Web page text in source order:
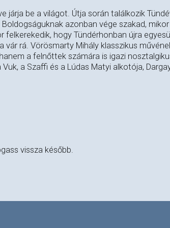
járja be a világot. Útja során találkozik
azonban vége szakad, mikor
hogy Tündérhonban újra
rá. Vörösmarty Mihály klasszikus
a felnőttek számára is igazi
a Szaffi és a Lúdas Matyi alkotója,
vissza később.